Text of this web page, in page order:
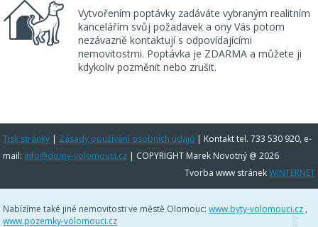
Vytvořením poptávky zadáváte vybraným realitním
kancelářím svůj požadavek a ony Vás potom
nezávazně kontaktují s odpovídajícími
nemovitostmi. Poptávka je ZDARMA a můžete ji
kdykoliv pozměnit nebo zrušit.
Tisk stránky | Zásady používání osobních údajů | Kontakt tel. 733 530 920, e-
mail: info@domy-volomouci.cz | COPYRIGHT Marek Novotný @ 2026
Tvorba www stránekWINTERNET
Nabízíme také jiné nemovitosti ve městě Olomouc:www.byty-volomouci.cz ,
www.pozemky-volomouci.cz